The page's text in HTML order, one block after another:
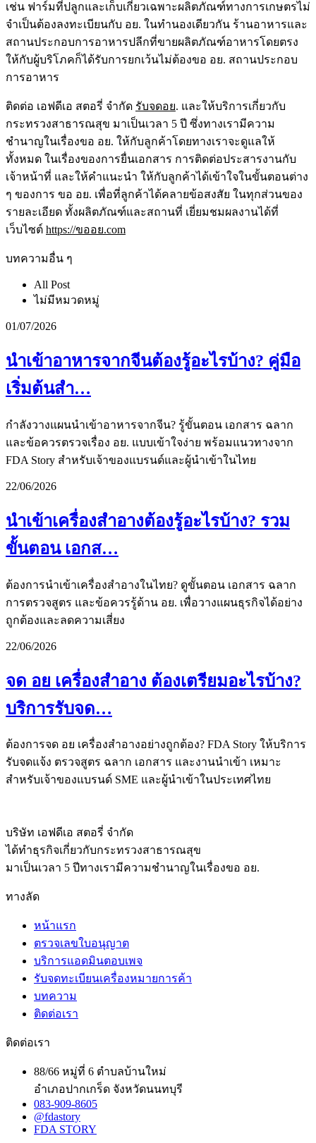
เช่น ฟาร์มที่ปลูกและเก็บเกี่ยวเฉพาะผลิตภัณฑ์ทางการเกษตรไม่
จำเป็นต้องลงทะเบียนกับ อย. ในทำนองเดียวกัน ร้านอาหารและ
สถานประกอบการอาหารปลีกที่ขายผลิตภัณฑ์อาหารโดยตรง
ให้กับผู้บริโภคก็ได้รับการยกเว้นไม่ต้องขอ อย. สถานประกอบ
การอาหาร
ติดต่อ เอฟดีเอ สตอรี่ จำกัด รับจดอย. และให้บริการเกี่ยวกับ
กระทรวงสาธารณสุข มาเป็นเวลา 5 ปี ซึ่งทางเรามีความ
ชำนาญในเรื่องขอ อย. ให้กับลูกค้าโดยทางเราจะดูแลให้
ทั้งหมด ในเรื่องของการยื่นเอกสาร การติดต่อประสารงานกับ
เจ้าหน้าที่ และให้คำแนะนำ ให้กับลูกค้าได้เข้าใจในขั้นตอนต่าง
ๆ ของการ ขอ อย. เพื่อที่ลูกค้าได้คลายข้อสงสัย ในทุกส่วนของ
รายละเอียด ทั้งผลิตภัณฑ์และสถานที่ เยี่ยมชมผลงานได้ที่
เว็บไซต์ https://ขออย.com
บทความอื่น ๆ
All Post
ไม่มีหมวดหมู่
01/07/2026
นำเข้าอาหารจากจีนต้องรู้อะไรบ้าง? คู่มือ
เริ่มต้นสำ…
กำลังวางแผนนำเข้าอาหารจากจีน? รู้ขั้นตอน เอกสาร ฉลาก
และข้อควรตรวจเรื่อง อย. แบบเข้าใจง่าย พร้อมแนวทางจาก
FDA Story สำหรับเจ้าของแบรนด์และผู้นำเข้าในไทย
22/06/2026
นำเข้าเครื่องสำอางต้องรู้อะไรบ้าง? รวม
ขั้นตอน เอกส…
ต้องการนำเข้าเครื่องสำอางในไทย? ดูขั้นตอน เอกสาร ฉลาก
การตรวจสูตร และข้อควรรู้ด้าน อย. เพื่อวางแผนธุรกิจได้อย่าง
ถูกต้องและลดความเสี่ยง
22/06/2026
จด อย เครื่องสำอาง ต้องเตรียมอะไรบ้าง?
บริการรับจด…
ต้องการจด อย เครื่องสำอางอย่างถูกต้อง? FDA Story ให้บริการ
รับจดแจ้ง ตรวจสูตร ฉลาก เอกสาร และงานนำเข้า เหมาะ
สำหรับเจ้าของแบรนด์ SME และผู้นำเข้าในประเทศไทย
บริษัท เอฟดีเอ สตอรี่ จำกัด
ได้ทำธุรกิจเกี่ยวกับกระทรวงสาธารณสุข
มาเป็นเวลา 5 ปีทางเรามีความชำนาญในเรื่องขอ อย.
ทางลัด
หน้าแรก
ตรวจเลขใบอนุญาต
บริการแอดมินตอบเพจ
รับจดทะเบียนเครื่องหมายการค้า
บทความ
ติดต่อเรา
ติดต่อเรา
88/66 หมู่ที่ 6 ตำบลบ้านใหม่
อำเภอปากเกร็ด จังหวัดนนทบุรี
083-909-8605
@fdastory
FDA STORY